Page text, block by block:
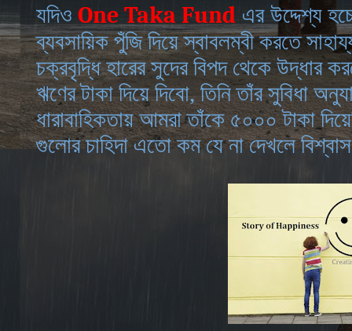
যদিও One Taka Fund এর উদ্দেশ্য
ব্যবসায়িক পুঁজি দিয়ে স্বাবলম্বী করতে
চক্রবৃদ্ধি হারের সুদের বিপদ থেকে উদ্ধার
ঋণের টাকা দিয়ে দিবো, তিনি তাঁর সুবিধা
ধারাবাহিকতায় আমরা তাঁকে ৫০০০ টাকা
গুলোর চাহিদা এতো কম যে না দেখলে